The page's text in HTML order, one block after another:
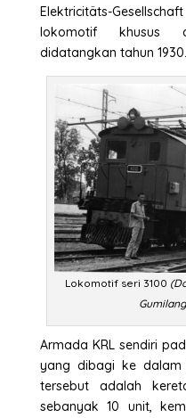
Elektricitäts-
lokomotif khusus
didatangkan tahun 1930.
Lokomotif seri 3100
Armada KRL sendiri
yang dibagi ke dalam
tersebut adalah
sebanyak 10 unit,